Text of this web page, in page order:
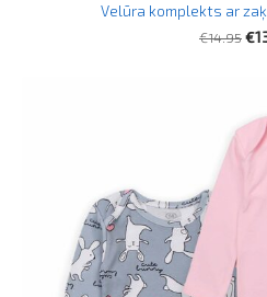
Velūra komplekts ar
€14.95